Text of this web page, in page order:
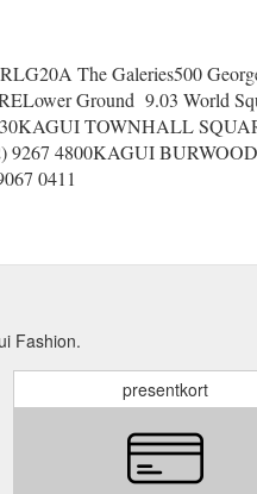
The Galeries500
Ground 9.03 World
TOWNHALL
9267 4800KAGUI
0411
Fashion.
presentkort